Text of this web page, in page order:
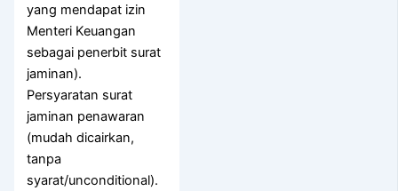
yang mendapat izin
Menteri Keuangan
sebagai penerbit surat
jaminan).
Persyaratan surat
jaminan penawaran
(mudah dicairkan,
tanpa
syarat/unconditional).